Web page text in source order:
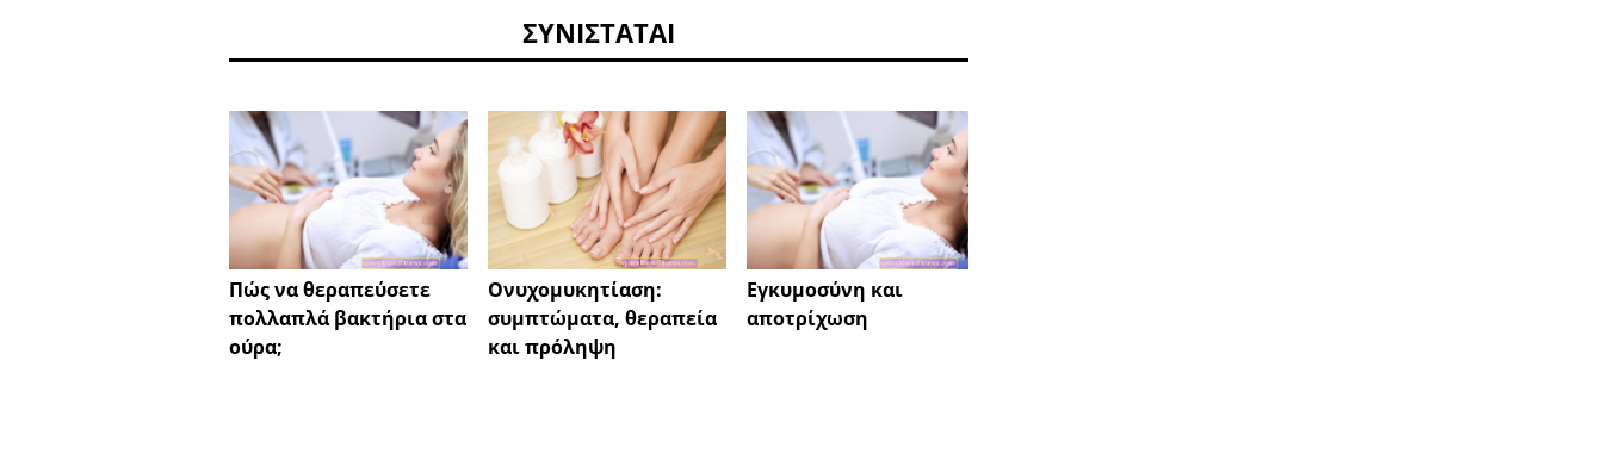
ΣΥΝΙΣΤΆΤΑΙ
Πώς να θεραπεύσετε
πολλαπλά βακτήρια στα
ούρα;
Ονυχομυκητίαση:
συμπτώματα, θεραπεία
και πρόληψη
Εγκυμοσύνη και
αποτρίχωση